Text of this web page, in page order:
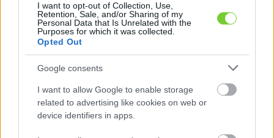
I want to opt-out of Collection, Use,
Retention, Sale, and/or Sharing of my
Personal Data that Is Unrelated with the
Purposes for which it was collected.
Opted Out
Google consents
I want to allow Google to enable storage
related to advertising like cookies on web or
device identifiers in apps.